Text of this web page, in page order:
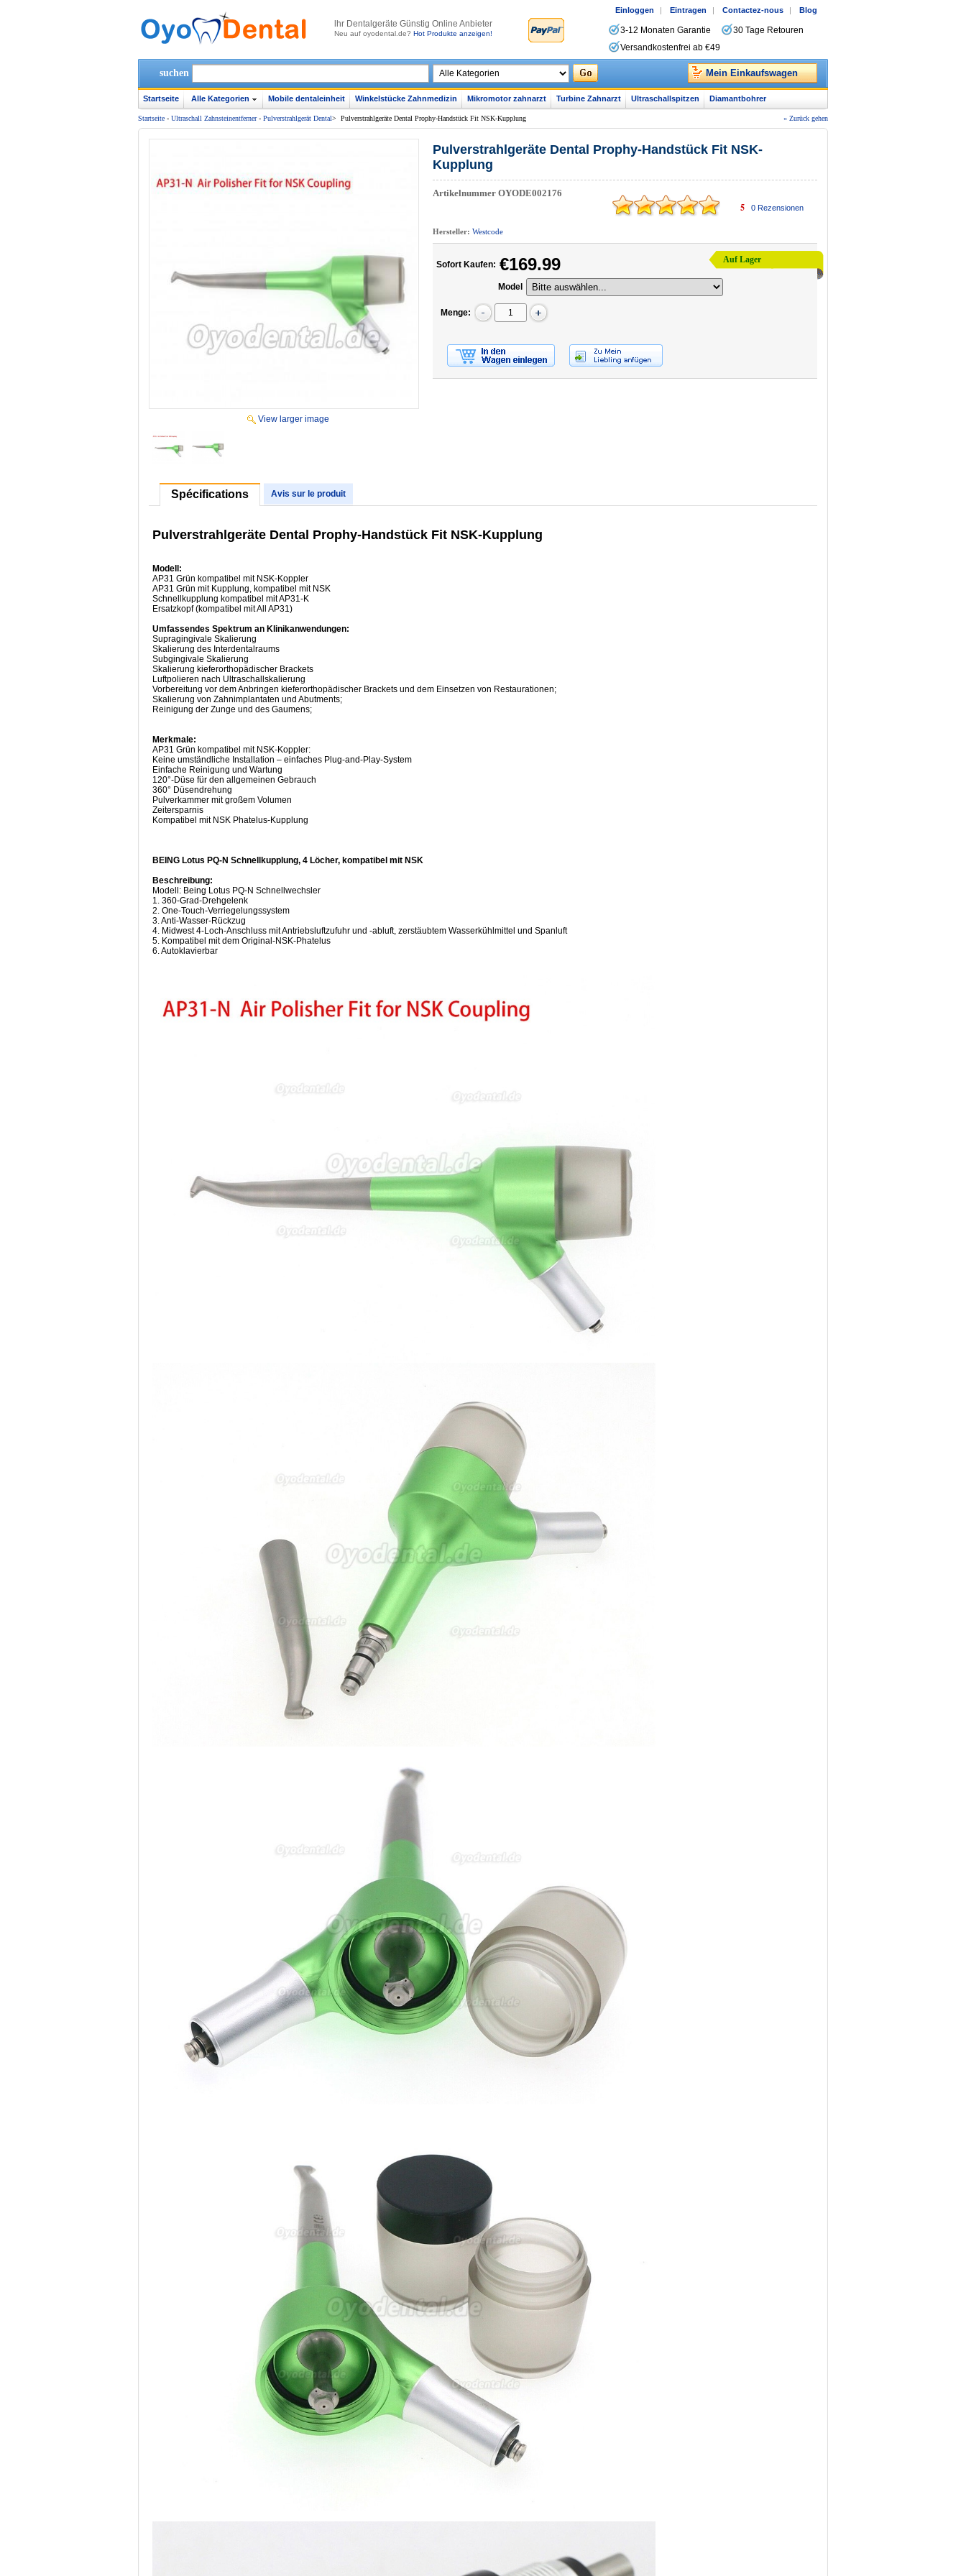
lhr Dentalgeräte Günstig Online Anbieter
Neu auf oyodental.de? Hot Produkte anzeigen!
Einloggen | Eintragen | Contactez-nous | Blog
3-12 Monaten Garantie
30 Tage Retouren
Versandkostenfrei ab €49
suchen Mein Einkaufswagen
Startseite Alle Kategorien Mobile dentaleinheit Winkelstücke Zahnmedizin Mikromotor zahnarzt Turbine Zahnarzt Ultraschallspitzen Diamantbohrer
Startseite - Ultraschall Zahnsteinentferner- Pulverstrahlgerät Dental> Pulverstrahlgeräte Dental Prophy-Handstück Fit NSK-Kupplung « Zurück gehen
View larger image
Pulverstrahlgeräte Dental Prophy-Handstück Fit NSK-
Kupplung
Artikelnummer OYODE002176
5 0Rezensionen
Hersteller: Westcode
Auf Lager
Sofort Kaufen: €169.99
Model
Menge:
Spécifications Avis sur le produit
Pulverstrahlgeräte Dental Prophy-Handstück Fit NSK-Kupplung
Modell:
AP31 Grün kompatibel mit NSK-Koppler
AP31 Grün mit Kupplung, kompatibel mit NSK
Schnellkupplung kompatibel mit AP31-K
Ersatzkopf (kompatibel mit All AP31)
Umfassendes Spektrum an Klinikanwendungen:
Supragingivale Skalierung
Skalierung des Interdentalraums
Subgingivale Skalierung
Skalierung kieferorthopädischer Brackets
Luftpolieren nach Ultraschallskalierung
Vorbereitung vor dem Anbringen kieferorthopädischer Brackets und dem Einsetzen von Restaurationen;
Skalierung von Zahnimplantaten und Abutments;
Reinigung der Zunge und des Gaumens;
Merkmale:
AP31 Grün kompatibel mit NSK-Koppler:
Keine umständliche Installation – einfaches Plug-and-Play-System
Einfache Reinigung und Wartung
120°-Düse für den allgemeinen Gebrauch
360° Düsendrehung
Pulverkammer mit großem Volumen
Zeitersparnis
Kompatibel mit NSK Phatelus-Kupplung
BEING Lotus PQ-N Schnellkupplung, 4 Löcher, kompatibel mit NSK
Beschreibung:
Modell: Being Lotus PQ-N Schnellwechsler
1. 360-Grad-Drehgelenk
2. One-Touch-Verriegelungssystem
3. Anti-Wasser-Rückzug
4. Midwest 4-Loch-Anschluss mit Antriebsluftzufuhr und -abluft, zerstäubtem Wasserkühlmittel und Spanluft
5. Kompatibel mit dem Original-NSK-Phatelus
6. Autoklavierbar